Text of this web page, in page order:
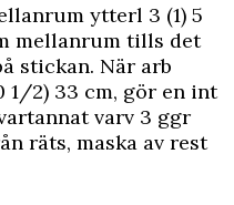
ytterl 3 (1) 5
mellanrum tills det
stickan. När arb
1/2) 33 cm, gör en int
varv 3 ggr
räts, maska av rest